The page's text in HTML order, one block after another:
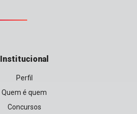
Institucional
Perfil
Quem é quem
Concursos